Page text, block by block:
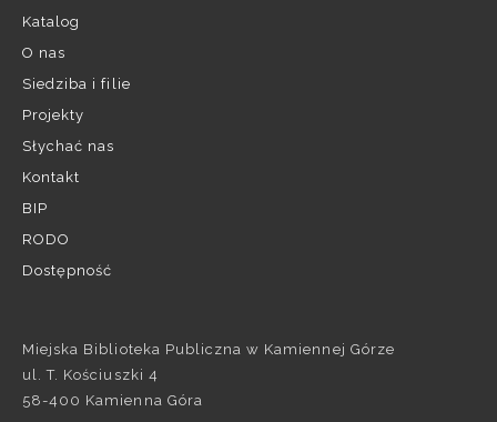
Katalog
O nas
Siedziba i filie
Projekty
Słychać nas
Kontakt
BIP
RODO
Dostępność
Miejska Biblioteka Publiczna w Kamiennej Górze
ul. T. Kościuszki 4
58-400 Kamienna Góra